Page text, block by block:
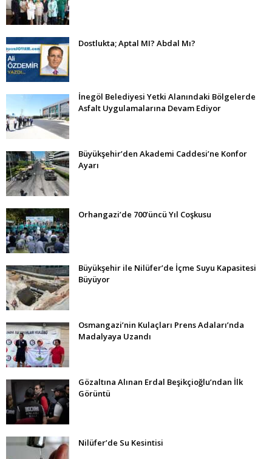
Dostlukta; Aptal MI? Abdal Mı?
İnegöl Belediyesi Yetki Alanındaki Bölgelerde
Asfalt Uygulamalarına Devam Ediyor
Büyükşehir’den Akademi Caddesi’ne Konfor
Ayarı
Orhangazi’de 700’üncü Yıl Coşkusu
Büyükşehir ile Nilüfer’de İçme Suyu Kapasitesi
Büyüyor
Osmangazi’nin Kulaçları Prens Adaları’nda
Madalyaya Uzandı
Gözaltına Alınan Erdal Beşikçioğlu’ndan İlk
Görüntü
Nilüfer’de Su Kesintisi